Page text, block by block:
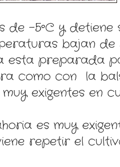
de -5ºC y
bajan de
esta preparada
como con la
muy exigentes en
es muy
repetir el